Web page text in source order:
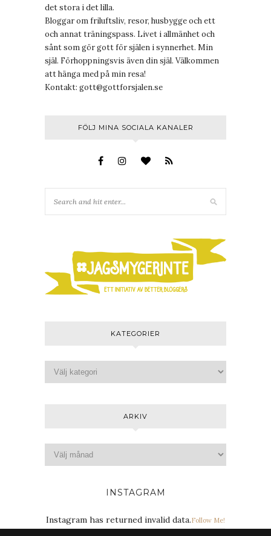
det stora i det lilla.
Bloggar om friluftsliv, resor, husbygge och ett
och annat träningspass. Livet i allmänhet och
sånt som gör gott för själen i synnerhet. Min
själ. Förhoppningsvis även din själ. Välkommen
att hänga med på min resa!
Kontakt: gott@gottforsjalen.se
FÖLJ MINA SOCIALA KANALER
KATEGORIER
ARKIV
INSTAGRAM
Instagram has returned invalid data.Follow Me!